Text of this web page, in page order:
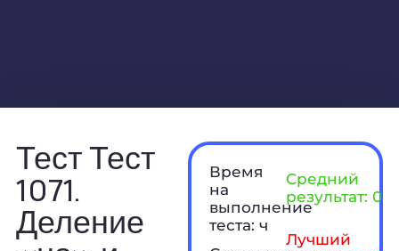
Тест Тест
1071.
Деление
Время
на
выполнение
теста: ч
Средний
результат: 0
Лучший